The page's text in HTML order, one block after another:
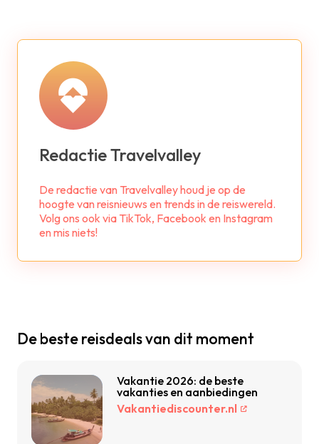
Redactie Travelvalley
De redactie van Travelvalley houd je op de
hoogte van reisnieuws en trends in de reiswereld.
Volg ons ook via TikTok, Facebook en Instagram
en mis niets!
De beste reisdeals van dit moment
Vakantie 2026: de beste
vakanties en aanbiedingen
Vakantiediscounter.nl